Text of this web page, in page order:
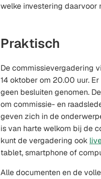
welke investering daarvoor
Praktisch
De commissievergadering
14 oktober om 20.00 uur.
geen besluiten genomen.
om commissie- en
geven zich in de
is van harte welkom bij de
kunt de vergadering ook
tablet, smartphone of
Alle documenten en de